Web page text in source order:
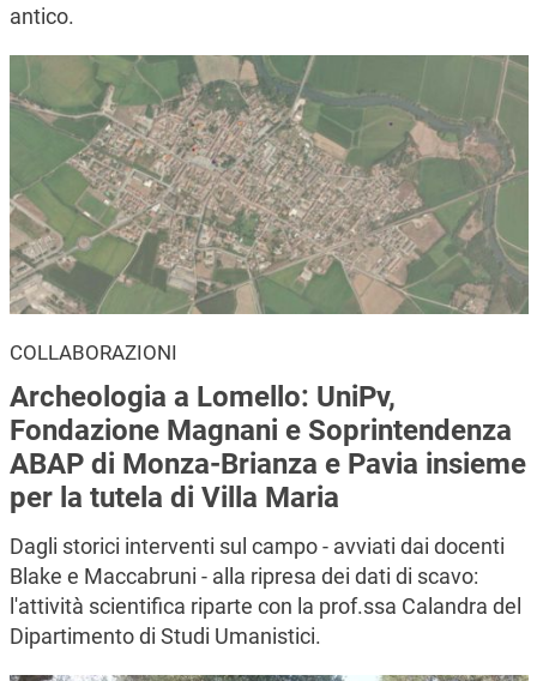
antico.
COLLABORAZIONI
Archeologia a Lomello: UniPv,
Fondazione Magnani e Soprintendenza
ABAP di Monza-Brianza e Pavia insieme
per la tutela di Villa Maria
Dagli storici interventi sul campo - avviati dai docenti
Blake e Maccabruni - alla ripresa dei dati di scavo:
l'attività scientifica riparte con la prof.ssa Calandra del
Dipartimento di Studi Umanistici.